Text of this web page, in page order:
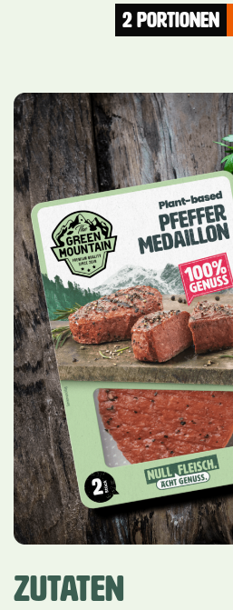
2 Portionen
ZUTATEN